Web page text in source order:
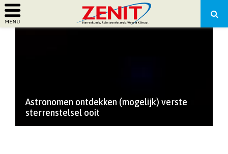
PRIMARY
Astronomen ontdekken (mogelijk) verste
sterrenstelsel ooit